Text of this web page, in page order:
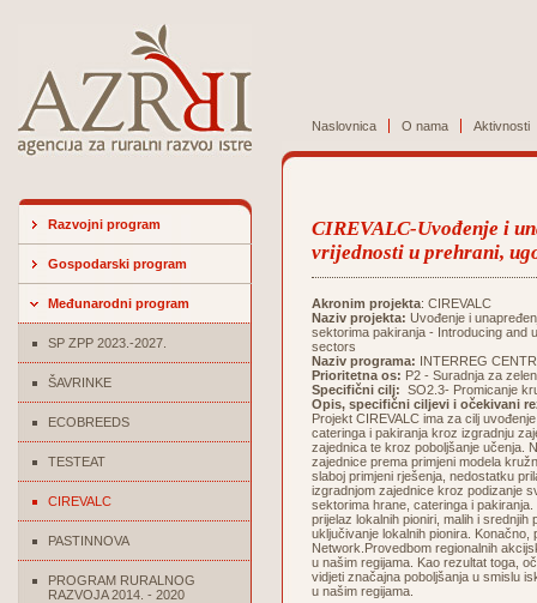
Naslovnica O nama Aktivnosti
Razvojni program
Gospodarski program
Međunarodni program
SP ZPP 2023.-2027.
ŠAVRINKE
ECOBREEDS
TESTEAT
CIREVALC
PASTINNOVA
PROGRAM RURALNOG
RAZVOJA 2014. - 2020
CIREVALC-Uvođenje i
vrijednosti u prehrani,
Akronim projekta: CIREVALC
Naziv projekta: Uvođenje i
sektorima pakiranja - Introducing and
sectors
Naziv programa: INTERREG
Prioritetna os: P2 - Suradnja za
Specifični cilj: SO2.3- Promicanje
Opis, specifični ciljevi i očekivani
Projekt CIREVALC ima za cilj
cateringa i pakiranja kroz izgradnju
zajednica te kroz poboljšanje učenja.
zajednice prema primjeni modela
slaboj primjeni rješenja, nedostatku
izgradnjom zajednice kroz podizanje
sektorima hrane, cateringa i
prijelaz lokalnih pioniri, malih i
uključivanje lokalnih pionira.
Network.Provedbom regionalnih
u našim regijama. Kao rezultat toga,
vidjeti značajna poboljšanja u smislu
u našim regijama.